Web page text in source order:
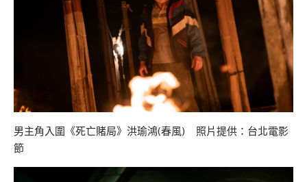
男主角入圍《死亡賭局》洪瑜鴻(春風) 照片提供：台北電影
節